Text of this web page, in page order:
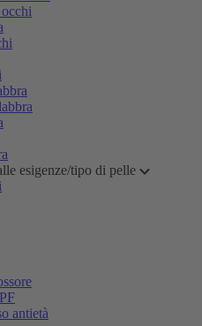
esigenze/tipo di pelle
antietà